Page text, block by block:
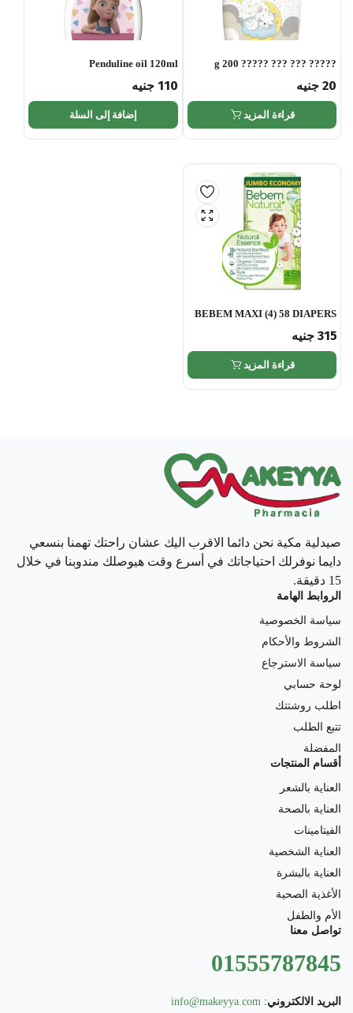
????? ??? ??? ????? 200 g
20 جنيه
قراءة المزيد
Penduline oil 120ml
110 جنيه
إضافة إلى السلة
BEBEM MAXI (4) 58 DIAPERS
315 جنيه
قراءة المزيد
صيدلية مكية نحن دائما الاقرب اليك عشان راحتك تهمنا بنسعي
دايما نوفرلك احتياجاتك في أسرع وقت هيوصلك مندوبنا في خلال
15 دقيقة.
الروابط الهامة
سياسة الخصوصية
الشروط والأحكام
سياسة الاسترجاع
لوحة حسابي
اطلب روشتتك
تتبع الطلب
المفضلة
أقسام المنتجات
العناية بالشعر
العناية بالصحة
الفيتامينات
العناية الشخصية
العناية بالبشرة
الأغذية الصحية
الأم والطفل
تواصل معنا
01555787845
البريد الالكتروني:
info@makeyya.com